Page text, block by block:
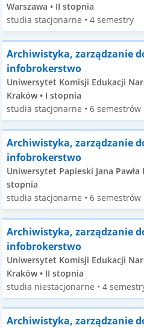
Warszawa • II stopnia
studia stacjonarne • 4 semestry
Archiwistyka, zarządzanie
infobrokerstwo
Uniwersytet Komisji Edukacji
Kraków • I stopnia
studia stacjonarne • 6 semestrów
Archiwistyka, zarządzanie
infobrokerstwo
Uniwersytet Papieski Jana Pawła
stopnia
studia stacjonarne • 6 semestrów
Archiwistyka, zarządzanie
infobrokerstwo
Uniwersytet Komisji Edukacji
Kraków • II stopnia
studia niestacjonarne • 4
Archiwistyka, zarządzanie